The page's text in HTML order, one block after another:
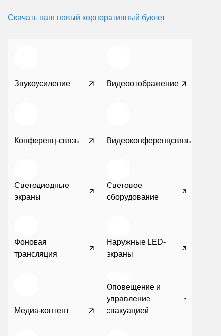
Скачать наш новый корпоративный буклет
Звукоусиление Видеоотображение
Конференц-связь Видеоконференцсвязь
Светодиодные
экраны
Световое
оборудование
Фоновая
трансляция
Наружные LED-
экраны
Медиа-контент
Оповещение и
управление
эвакуацией